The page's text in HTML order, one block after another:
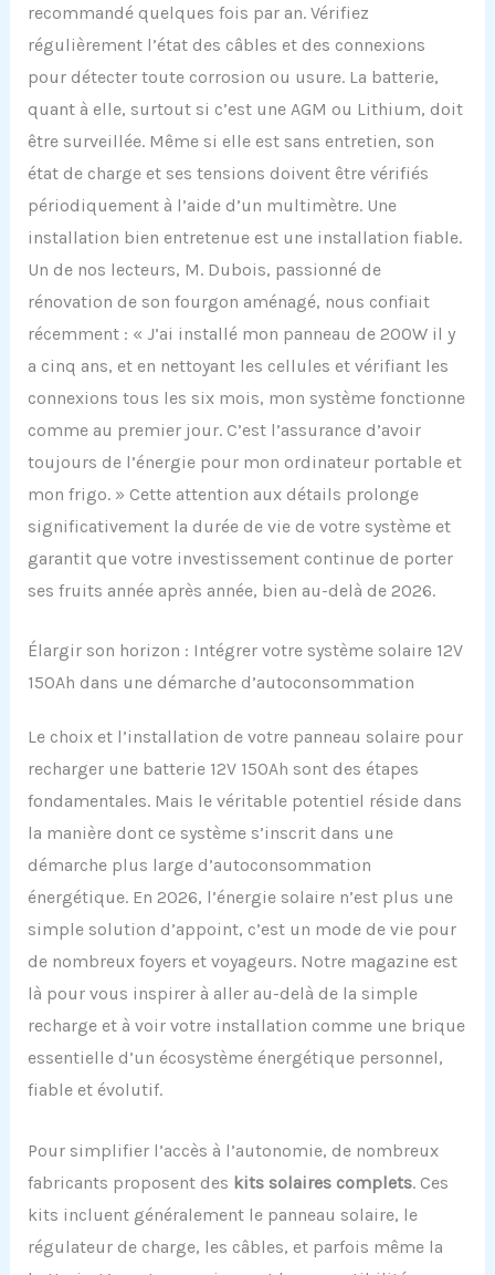
recommandé quelques fois par an. Vérifiez
régulièrement l’état des câbles et des connexions
pour détecter toute corrosion ou usure. La batterie,
quant à elle, surtout si c’est une AGM ou Lithium, doit
être surveillée. Même si elle est sans entretien, son
état de charge et ses tensions doivent être vérifiés
périodiquement à l’aide d’un multimètre. Une
installation bien entretenue est une installation fiable.
Un de nos lecteurs, M. Dubois, passionné de
rénovation de son fourgon aménagé, nous confiait
récemment : « J’ai installé mon panneau de 200W il y
a cinq ans, et en nettoyant les cellules et vérifiant les
connexions tous les six mois, mon système fonctionne
comme au premier jour. C’est l’assurance d’avoir
toujours de l’énergie pour mon ordinateur portable et
mon frigo. » Cette attention aux détails prolonge
significativement la durée de vie de votre système et
garantit que votre investissement continue de porter
ses fruits année après année, bien au-delà de 2026.
Élargir son horizon : Intégrer votre système solaire 12V
150Ah dans une démarche d’autoconsommation
Le choix et l’installation de votre panneau solaire pour
recharger une batterie 12V 150Ah sont des étapes
fondamentales. Mais le véritable potentiel réside dans
la manière dont ce système s’inscrit dans une
démarche plus large d’autoconsommation
énergétique. En 2026, l’énergie solaire n’est plus une
simple solution d’appoint, c’est un mode de vie pour
de nombreux foyers et voyageurs. Notre magazine est
là pour vous inspirer à aller au-delà de la simple
recharge et à voir votre installation comme une brique
essentielle d’un écosystème énergétique personnel,
fiable et évolutif.
Pour simplifier l’accès à l’autonomie, de nombreux
fabricants proposent des kits solaires complets. Ces
kits incluent généralement le panneau solaire, le
régulateur de charge, les câbles, et parfois même la